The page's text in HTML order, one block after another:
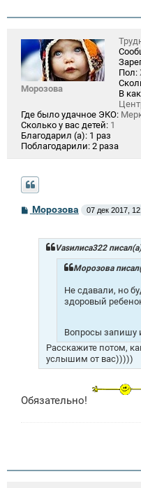
Морозова
Пол:
В
Где было удачное ЭКО:
Сколько у вас детей: 1
Благодарил (а): 1 раз
Поблагодарили: 2 раза
С
о
Морозова 07 дек 2017,
Vasилиса322
Морозова
Не сдавали, но
здоровый
Вопросы запишу
Расскажите потом,
услышим от вас)))))
Обязательно!